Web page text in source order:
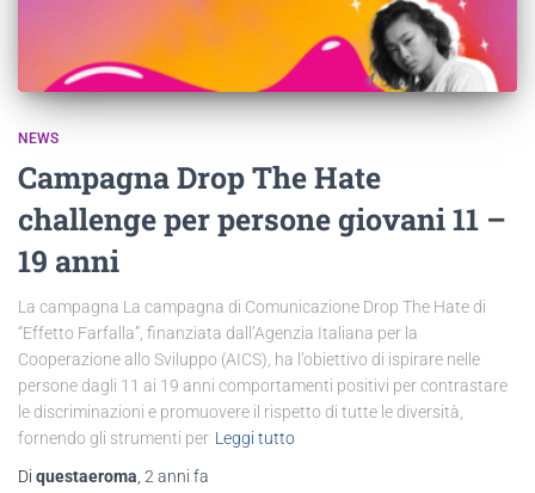
NEWS
Campagna Drop The Hate
challenge per persone giovani 11 –
19 anni
La campagna La campagna di Comunicazione Drop The Hate di
“Effetto Farfalla”, finanziata dall’Agenzia Italiana per la
Cooperazione allo Sviluppo (AICS), ha l’obiettivo di ispirare nelle
persone dagli 11 ai 19 anni comportamenti positivi per contrastare
le discriminazioni e promuovere il rispetto di tutte le diversità,
fornendo gli strumenti per Leggi tutto
Di questaeroma 2 anni fa